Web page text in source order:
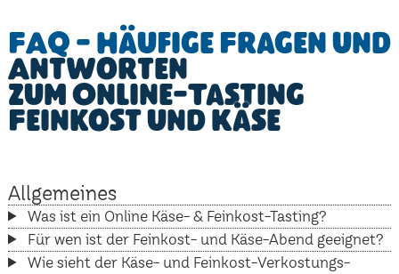
FAQ - Häufige Fragen und
Antworten
zum Online-Tasting
Feinkost und Käse
Allgemeines
Was ist ein Online Käse- & Feinkost-Tasting?
Für wen ist der Feinkost- und Käse-Abend geeignet?
Wie sieht der Käse- und Feinkost-Verkostungs-